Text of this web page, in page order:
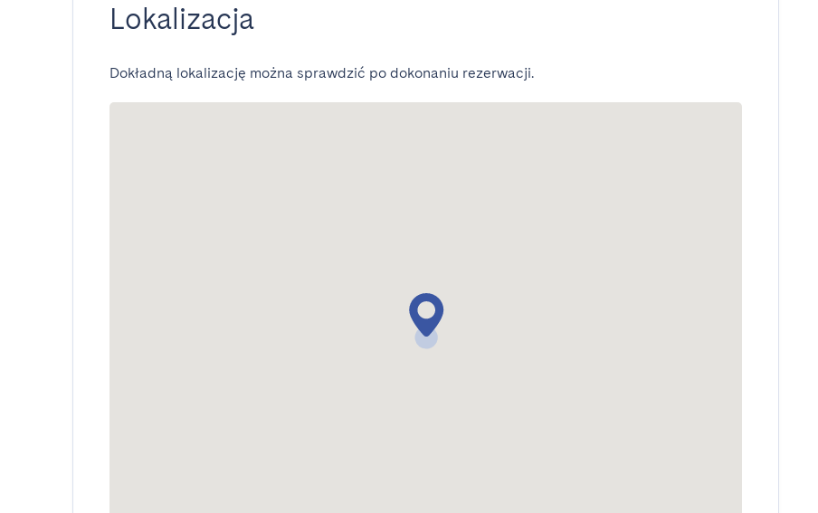
Lokalizacja
Dokładną lokalizację można sprawdzić po dokonaniu rezerwacji.